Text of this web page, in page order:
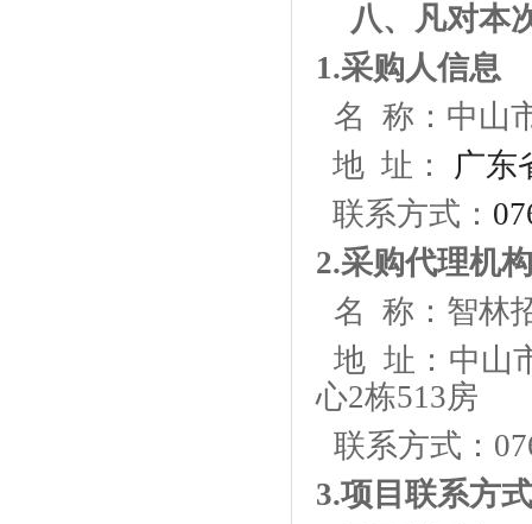
八、 凡对本
1.采购人信息
名 称： 中山
地 址：
广东
联系方式：
2.采购代理机
名 称：智林
地 址：中山
心2栋513房
联系方式：
3.项目联系方式